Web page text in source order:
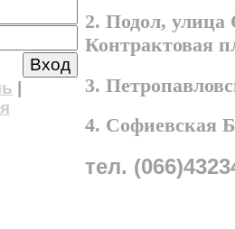
2. Подол,
Контрактовая
3.
4. Софиевская
тел.